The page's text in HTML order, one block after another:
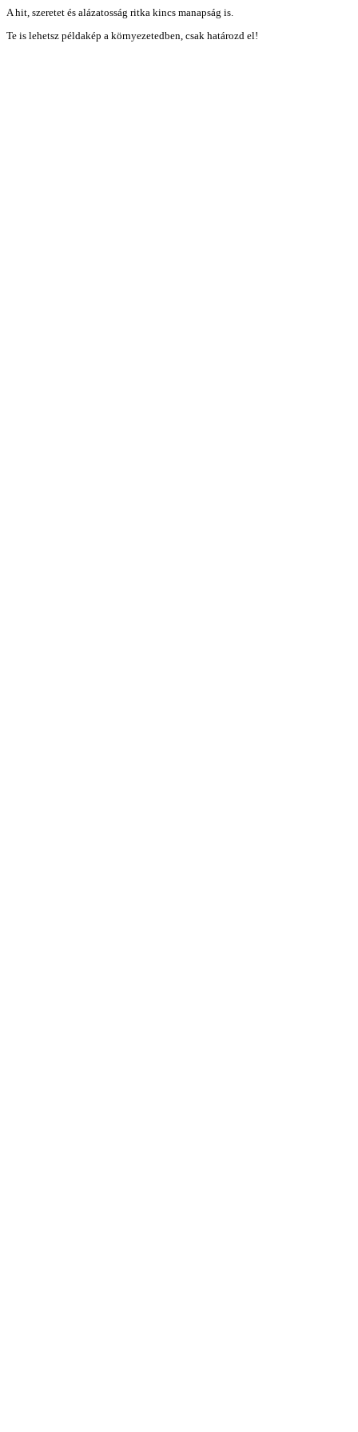
A hit, szeretet és alázatosság ritka kincs manapság is.
Te is lehetsz példakép a környezetedben, csak határozd el!